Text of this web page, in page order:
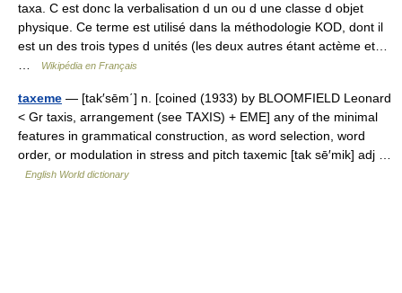
taxa. C est donc la verbalisation d un ou d une classe d objet
physique. Ce terme est utilisé dans la méthodologie KOD, dont il
est un des trois types d unités (les deux autres étant actème et…
Wikipédia en Français
taxeme — [tak′sēm΄] n. [coined (1933) by BLOOMFIELD Leonard
< Gr taxis, arrangement (see TAXIS) + EME] any of the minimal
features in grammatical construction, as word selection, word
order, or modulation in stress and pitch taxemic [tak sē′mik] adj …
English World dictionary